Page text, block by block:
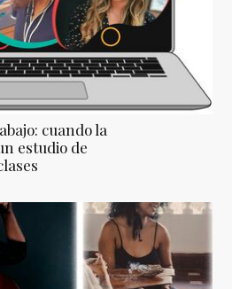
cuando la
estudio de